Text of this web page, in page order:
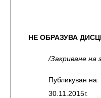
НЕ ОБРАЗУВА
/Закриване на
Публикуван на:
30.11.2015г.